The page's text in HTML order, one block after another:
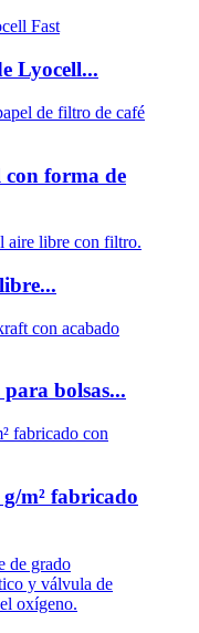
Lyocell...
con forma de
bolsas...
m² fabricado